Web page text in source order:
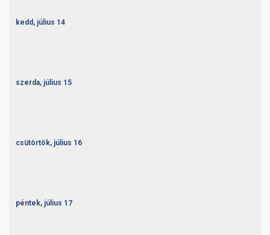
kedd, július 14
szerda, július 15
csütörtök, július 16
péntek, július 17